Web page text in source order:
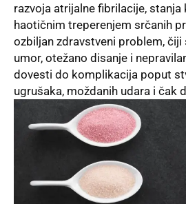
razvoja atrijalne fibrilacije,
haotičnim treperenjem srčanih
ozbiljan zdravstveni problem,
umor, otežano disanje i
dovesti do komplikacija poput
ugrušaka, moždanih udara i čak